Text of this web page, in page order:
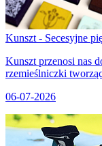
Kunszt - Secesyjne
Kunszt przenosi nas
rzemieślniczki
06-07-2026